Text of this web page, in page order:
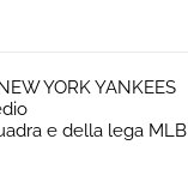
YORK YANKEES
e della lega MLB